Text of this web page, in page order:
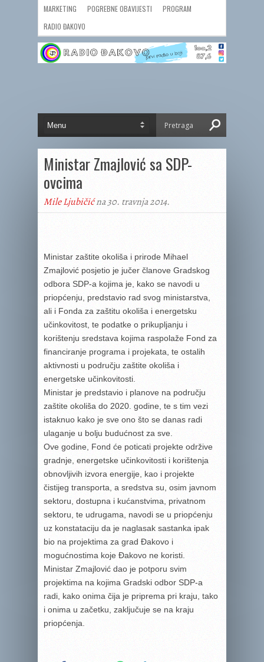
MARKETING POGREBNE OBAVIJESTI
PROGRAM
RADIO ĐAKOVO
Ministar Zmajlović sa SDP-
ovcima
Mile Ljubičićna 30. travnja 2014.
Ministar zaštite okoliša i prirode Mihael
Zmajlović posjetio je jučer članove Gradskog
odbora SDP-a kojima je, kako se navodi u
priopćenju, predstavio rad svog ministarstva,
ali i Fonda za zaštitu okoliša i energetsku
učinkovitost, te podatke o prikupljanju i
korištenju sredstava kojima raspolaže Fond za
financiranje programa i projekata, te ostalih
aktivnosti u području zaštite okoliša i
energetske učinkovitosti.
Ministar je predstavio i planove na području
zaštite okoliša do 2020. godine, te s tim vezi
istaknuo kako je sve ono što se danas radi
ulaganje u bolju budućnost za sve.
Ove godine, Fond će poticati projekte održive
gradnje, energetske učinkovitosti i korištenja
obnovljivih izvora energije, kao i projekte
čistijeg transporta, a sredstva su, osim javnom
sektoru, dostupna i kućanstvima, privatnom
sektoru, te udrugama, navodi se u priopćenju
uz konstataciju da je naglasak sastanka ipak
bio na projektima za grad Đakovo i
mogućnostima koje Đakovo ne koristi.
Ministar Zmajlović dao je potporu svim
projektima na kojima Gradski odbor SDP-a
radi, kako onima čija je priprema pri kraju, tako
i onima u začetku, zaključuje se na kraju
priopćenja.